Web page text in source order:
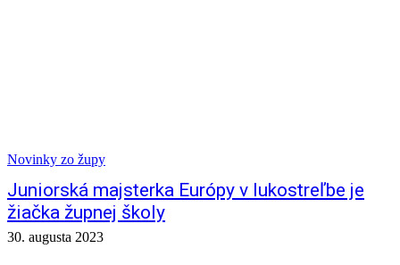
Novinky zo župy
Juniorská majsterka Európy v lukostreľbe je
žiačka župnej školy
30. augusta 2023